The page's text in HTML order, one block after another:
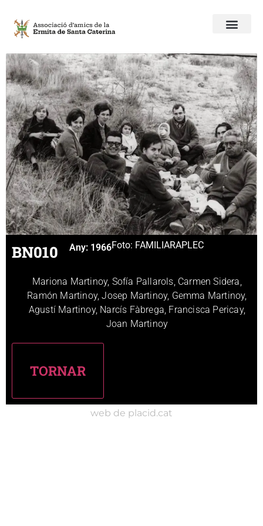
BN010 Any: 1966Foto: FAMILIARAPLEC
Mariona Martinoy, Sofía Pallarols, Carmen Sidera,
Ramón Martinoy, Josep Martinoy, Gemma Martinoy,
Agustí Martinoy, Narcís Fàbrega, Francisca Pericay,
Joan Martinoy
web de placid.cat